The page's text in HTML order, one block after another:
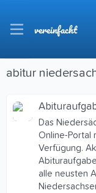
vereinfacht
abitur
Das
Online-Portal
Verfügung.
alle neusten